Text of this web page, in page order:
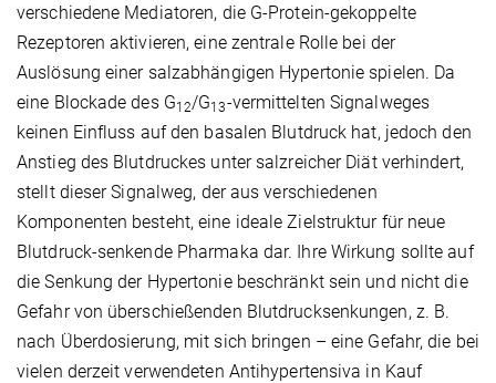
verschiedene Mediatoren, die G-Protein-gekoppelte
Rezeptoren aktivieren, eine zentrale Rolle bei der
Auslösung einer salzabhängigen Hypertonie spielen. Da
eine Blockade des G12/G13-vermittelten Signalweges
keinen Einfluss auf den basalen Blutdruck hat, jedoch den
Anstieg des Blutdruckes unter salzreicher Diät verhindert,
stellt dieser Signalweg, der aus verschiedenen
Komponenten besteht, eine ideale Zielstruktur für neue
Blutdruck-senkende Pharmaka dar. Ihre Wirkung sollte auf
die Senkung der Hypertonie beschränkt sein und nicht die
Gefahr von überschießenden Blutdrucksenkungen, z. B.
nach Überdosierung, mit sich bringen – eine Gefahr, die bei
vielen derzeit verwendeten Antihypertensiva in Kauf